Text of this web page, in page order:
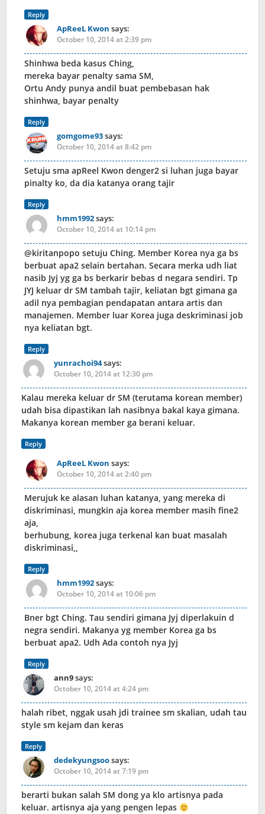
Reply
ApReeL Kwon says:
October 10, 2014 at 2:39 pm
Shinhwa beda kasus Ching,
mereka bayar penalty sama SM,
Ortu Andy punya andil buat pembebasan hak
shinhwa, bayar penalty
Reply
gomgome93says:
October 10, 2014 at 8:42 pm
Setuju sma apReel Kwon denger2 si luhan juga bayar
pinalty ko, da dia katanya orang tajir
Reply
hmm1992says:
October 10, 2014 at 10:14 pm
@kiritanpopo setuju Ching. Member Korea nya ga bs
berbuat apa2 selain bertahan. Secara merka udh liat
nasib Jyj yg ga bs berkarir bebas d negara sendiri. Tp
JYJ keluar dr SM tambah tajir, keliatan bgt gimana ga
adil nya pembagian pendapatan antara artis dan
manajemen. Member luar Korea juga deskriminasi job
nya keliatan bgt.
Reply
yunrachoi94says:
October 10, 2014 at 12:30 pm
Kalau mereka keluar dr SM (terutama korean member)
udah bisa dipastikan lah nasibnya bakal kaya gimana.
Makanya korean member ga berani keluar.
Reply
ApReeL Kwon says:
October 10, 2014 at 2:40 pm
Merujuk ke alasan luhan katanya, yang mereka di
diskriminasi, mungkin aja korea member masih fine2
aja,
berhubung, korea juga terkenal kan buat masalah
diskriminasi,,
Reply
hmm1992says:
October 10, 2014 at 10:06 pm
Bner bgt Ching. Tau sendiri gimana Jyj diperlakuin d
negra sendiri. Makanya yg member Korea ga bs
berbuat apa2. Udh Ada contoh nya Jyj
Reply
ann9says:
October 10, 2014 at 4:24 pm
halah ribet, nggak usah jdi trainee sm skalian, udah tau
style sm kejam dan keras
Reply
dedekyungsoosays:
October 10, 2014 at 7:19 pm
berarti bukan salah SM dong ya klo artisnya pada
keluar. artisnya aja yang pengen lepas